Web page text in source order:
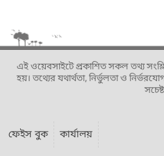
এই ওয়েবসাইটে প্রকাশিত সকল তথ্য
হয়। তথ্যের যথার্থতা, নির্ভুলতা ও
ফেইস বুক কার্যালয়